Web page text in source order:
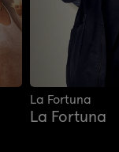
La Fortuna
La Fortuna